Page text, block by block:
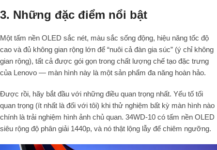
3. Những đặc điểm nổi bật
Một tấm nền OLED sắc nét, màu sắc sống động, hiệu năng tốc độ
cao và đủ không gian rộng lớn để “nuôi cả đàn gia súc” (ý chỉ không
gian rộng), tất cả được gói gọn trong chất lượng chế tạo đặc trưng
của Lenovo — màn hình này là một sản phẩm đa năng hoàn hảo.
Được rồi, hãy bắt đầu với những điều quan trọng nhất. Yếu tố tối
quan trọng (ít nhất là đối với tôi) khi thử nghiệm bất kỳ màn hình nào
chính là trải nghiệm hình ảnh chủ quan. 34WD-10 có tấm nền OLED
siêu rộng độ phân giải 1440p, và nó thật lộng lẫy để chiêm ngưỡng.